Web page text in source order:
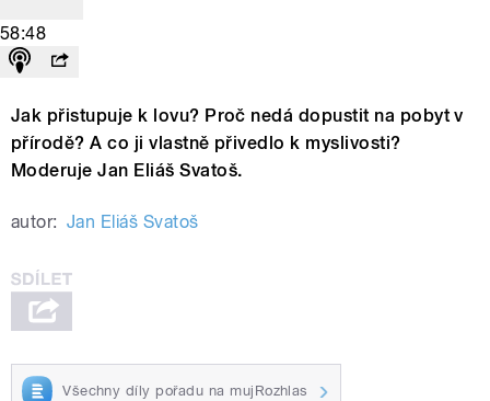
58:48
Jak přistupuje k lovu? Proč nedá dopustit na pobyt v
přírodě? A co ji vlastně přivedlo k myslivosti?
Moderuje Jan Eliáš Svatoš.
autor: Jan Eliáš Svatoš
Všechny díly pořadu na mujRozhlas